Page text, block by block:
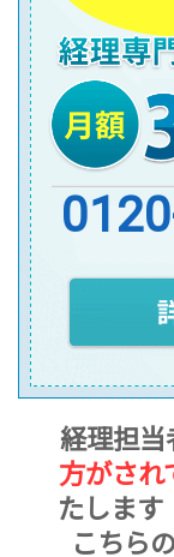
経理担当
方がされ
たします
こちら